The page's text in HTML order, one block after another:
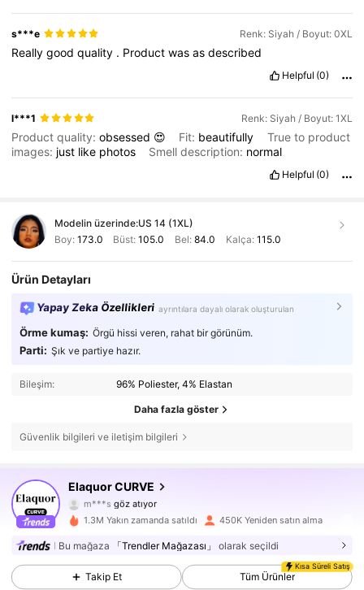
s***e Renk: Siyah / Boyut: 0XL
Reallygoodquality . Productwasasdescribed
Helpful (0)
l***1 Renk: Siyah / Boyut: 1XL
Product quality:obsessed 😍 Fit: beautifully
True to product
images: just like photos Smell description: normal
Helpful (0)
Modelin üzerinde:US 14 (1XL)
Boy: 173.0 Büst:105.0 Bel: 84.0 Kalça: 115.0
Ürün Detayları
Yapay Zeka Özellikleri ayrıntılara dayalı olarak oluşturulan
Örme kumaş: Örgü hissi veren, rahat bir görünüm.
Parti: Şık ve partiye hazır.
Bileşim: 96% Poliester, 4% Elastan
Daha fazla göster
Güvenlik bilgileri ve iletişim bilgileri
Elaquor CURVE
m***s göz atıyor
4,73
260K Takipçiler
1.3M Yakın zamanda satıldı 450K Yeniden satın alma
Bu mağaza 「Trendler Mağazası」 olarak seçildi
Takip Et
Kısa Süreli Satış
Tüm Ürünler